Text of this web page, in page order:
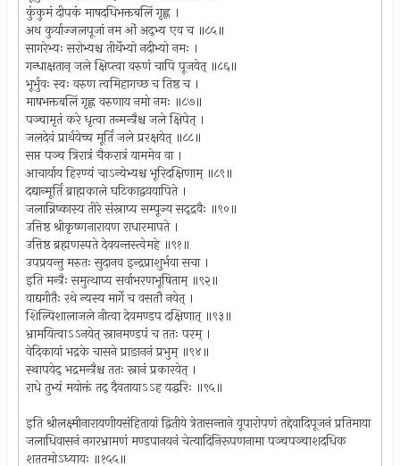
कुंकुमं दीपकं माषदधिभक्तबलिं गृह्ण ।
अथ कुर्याज्जलपूजां नम ओं अद्भ्य एव च ॥८५॥
सागरेभ्यः सरोभ्यश्च तीर्थेभ्यो नदीभ्यो नमः ।
गन्धाक्षतान् जले क्षिप्त्वा वरुणं चापि पूजयेत् ॥८६॥
भूर्भुवः स्वः वरुण त्वमिहागच्छ च तिष्ठ च ।
माषभक्तबलिं गृह्ण वरुणाय नमो नमः ॥८७॥
पञ्चामृतं करे धृत्वा तन्मन्त्रैश्च जले क्षिपेत् ।
जलदेवं प्रार्थयेच्च मूर्तिं जले प्ररक्षयेत् ॥८८॥
सप्त पञ्च त्रिरात्रं चैकरात्रं याममेव वा ।
आचार्याय हिरण्यं चाऽन्येभ्यश्च भूरिदक्षिणाम् ॥८९॥
दद्यान्मूर्तिं ब्राह्मकाले घटिकाद्वययापिते ।
जलान्निष्कास्य तीरे संस्नाप्य सम्पूज्य सद्द्रवैः ॥९०॥
उत्तिष्ठ श्रीकृष्णनारायण राधारमापते ।
उत्तिष्ठ ब्रह्मणस्पते देवयन्तस्त्वेमहे ॥९१॥
उपप्रयन्तु मरुतः सुदानव इन्द्रप्राशुर्भवा सचा ।
इति मन्त्रैः समुत्थाप्य सर्वाभरणभूषिताम् ॥९२॥
वाद्यगीतैः रथे न्यस्य मार्गे च वसतौ नयेत् ।
शिल्पिशालाजले नीत्वा देवमण्डप दक्षिणात् ॥९३॥
भ्रामयित्वाऽऽनयेत् स्नानमण्डपं च ततः परम् ।
वेदिकायां भद्रके चासने प्राङाननं प्रभुम् ॥९४॥
स्थापयेद् भद्रमन्त्रैश्च ततः स्नानं प्रकारयेत् ।
राधे तुभ्यं मयोक्तं तद् दैवतायाऽऽह यद्धरिः ॥९५॥
इति श्रीलक्ष्मीनारायणीयसंहितायां द्वितीये त्रेतासन्ताने यूपारोपणं तद्देवादिपूजनं प्रतिमाया
जलाधिवासनं नगरभ्रामणं मण्डपानयनं चेत्यादिनिरूपणनामा पञ्चपञ्चाशदधिक
शततमोऽध्यायः ॥१५५॥